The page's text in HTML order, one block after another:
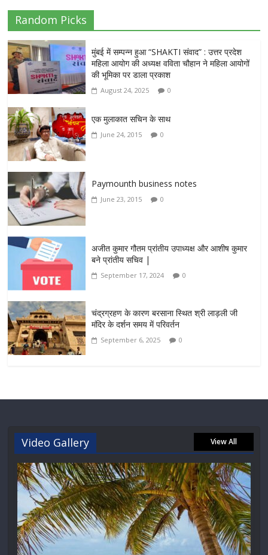
Random Picks
मुंबई में सम्पन्न हुआ “SHAKTI संवाद” : उत्तर प्रदेश
महिला आयोग की अध्यक्ष वविता चौहान ने महिला आयोगों
की भूमिका पर डाला प्रकाश
August 24, 2025 0
एक मुलाकात सचिन के साथ
June 24, 2015 0
Paymounth business notes
June 23, 2015 0
अजीत कुमार गौतम प्रांतीय उपाध्यक्ष और आशीष कुमार
बने प्रांतीय सचिव |
September 17, 2024 0
चंद्रग्रहण के कारण बरसाना स्थित श्री लाड़ली जी
मंदिर के दर्शन समय में परिवर्तन
September 6, 2025 0
Video Gallery View All